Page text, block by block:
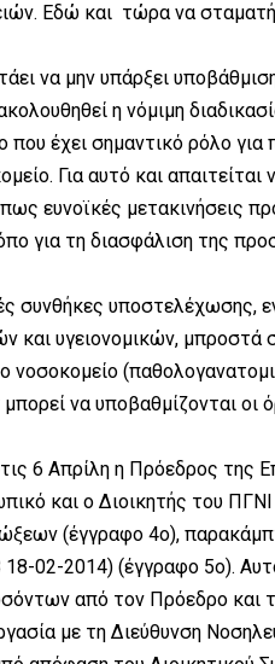
Εδώ και τώρα να
να μην υπάρξει
η νόμιμη
που έχει σημαντικό ρόλο
Για αυτό και
ευνοϊκές μετακινήσεις
για τη διασφάλιση της
συνθήκες υποστελέχωσης,
και υγειονομικών,
νοσοκομείο
να υποβαθμίζονται οι
6 Απρίλη η Πρόεδρος της
και ο Διοικητής του
(έγγραφο 4ο),
02-2014) (έγγραφο 5ο).
από τον Πρόεδρο και
με τη Διεύθυνση